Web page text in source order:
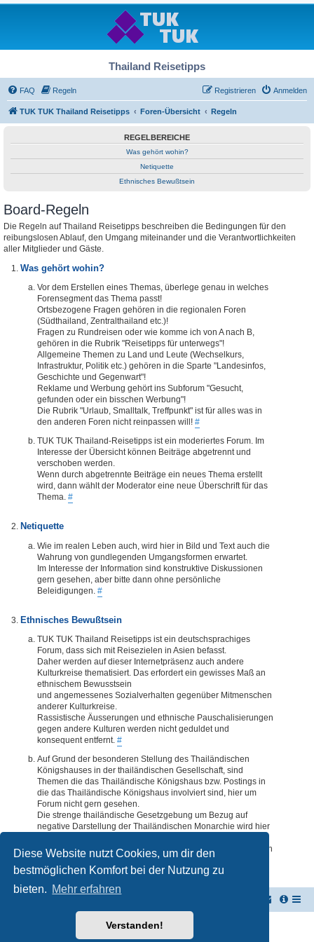
Diese Website nutzt Cookies, um dir den
bestmöglichen Komfort bei der Nutzung zu
bieten. Mehr erfahren
Verstanden!
Thailand Reisetipps
FAQ Regeln Anmelden
Registrieren
TUK TUK Thailand Reisetipps Foren-Übersicht Regeln
REGELBEREICHE
Was gehört wohin?
Netiquette
Ethnisches Bewußtsein
Board-Regeln
Die Regeln auf Thailand Reisetipps beschreiben die Bedingungen für den
reibungslosen Ablauf, den Umgang miteinander und die Verantwortlichkeiten
aller Mitglieder und Gäste.
Was gehört wohin?
Vor dem Erstellen eines Themas, überlege genau in welches
Forensegment das Thema passt!
Ortsbezogene Fragen gehören in die regionalen Foren
(Südthailand, Zentralthailand etc.)!
Fragen zu Rundreisen oder wie komme ich von A nach B,
gehören in die Rubrik "Reisetipps für unterwegs"!
Allgemeine Themen zu Land und Leute (Wechselkurs,
Infrastruktur, Politik etc.) gehören in die Sparte "Landesinfos,
Geschichte und Gegenwart"!
Reklame und Werbung gehört ins Subforum "Gesucht,
gefunden oder ein bisschen Werbung"!
Die Rubrik "Urlaub, Smalltalk, Treffpunkt" ist für alles was in
den anderen Foren nicht reinpassen will! #
TUK TUK Thailand-Reisetipps ist ein moderiertes Forum. Im
Interesse der Übersicht können Beiträge abgetrennt und
verschoben werden.
Wenn durch abgetrennte Beiträge ein neues Thema erstellt
wird, dann wählt der Moderator eine neue Überschrift für das
Thema. #
Netiquette
Wie im realen Leben auch, wird hier in Bild und Text auch die
Wahrung von gundlegenden Umgangsformen erwartet.
Im Interesse der Information sind konstruktive Diskussionen
gern gesehen, aber bitte dann ohne persönliche
Beleidigungen. #
Ethnisches Bewußtsein
TUK TUK Thailand Reisetipps ist ein deutschsprachiges
Forum, dass sich mit Reisezielen in Asien befasst.
Daher werden auf dieser Internetpräsenz auch andere
Kulturkreise thematisiert. Das erfordert ein gewisses Maß an
ethnischem Bewusstsein
und angemessenes Sozialverhalten gegenüber Mitmenschen
anderer Kulturkreise.
Rassistische Äusserungen und ethnische Pauschalisierungen
gegen andere Kulturen werden nicht geduldet und
konsequent entfernt. #
Auf Grund der besonderen Stellung des Thailändischen
Königshauses in der thailändischen Gesellschaft, sind
Themen die das Thailändische Königshaus bzw. Postings in
die das Thailändische Königshaus involviert sind, hier um
Forum nicht gern gesehen.
Die strenge thailändische Gesetzgebung um Bezug auf
negative Darstellung der Thailändischen Monarchie wird hier
deren Inhalte diesbezüglich auch nur ansatzweise bedenklich
erscheinen, kommentarlos entfernt. #
Powered byphpBB® Forum Software © phpBB Limited
Deutsche Übersetzung durchphpBB.de